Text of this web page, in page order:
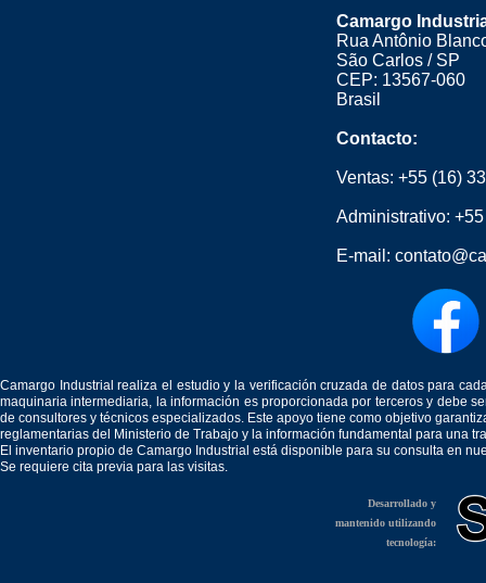
Camargo
Rua Antônio
São Carlos / SP
CEP: 13567-060
Brasil
Contacto:
Ventas: +55 (16)
Administrativo:
E-mail:
Camargo Industrial realiza el estudio y la verificación cruzada de datos para
maquinaria intermediaria, la información es proporcionada por terceros y debe
de consultores y técnicos especializados. Este apoyo tiene como objetivo
reglamentarias del Ministerio de Trabajo y la información fundamental para una
El inventario propio de Camargo Industrial está disponible para su consulta en
Se requiere cita previa para las visitas.
Desarrollado y
mantenido utilizando
tecnología: